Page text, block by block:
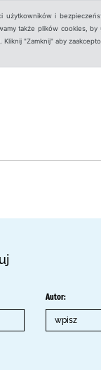
użytkowników i
także plików cookies,
"Zamknij" aby
Autor: